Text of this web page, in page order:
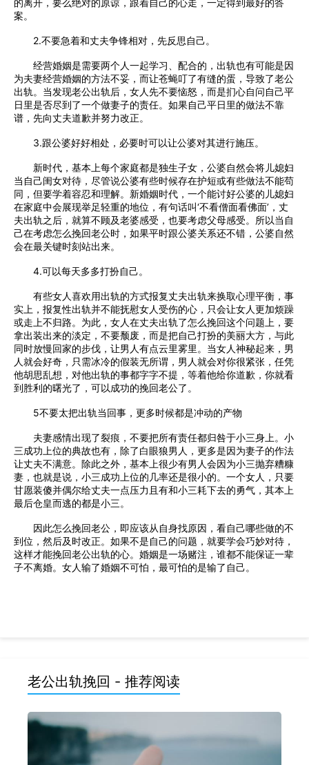
案。
2.不要急着和丈夫争锋相对，先反思自己。
经营婚姻是需要两个人一起学习、配合的，出轨也有可能是因
为夫妻经营婚姻的方法不妥，而让苍蝇叮了有缝的蛋，导致了老公
出轨。当发现老公出轨后，女人先不要恼怒，而是扪心自问自己平
日里是否尽到了一个做妻子的责任。如果自己平日里的做法不靠
谱，先向丈夫道歉并努力改正。
3.跟公婆好好相处，必要时可以让公婆对其进行施压。
新时代，基本上每个家庭都是独生子女，公婆自然会将儿媳妇
当自己闺女对待，尽管说公婆有些时候存在护短或有些做法不能苟
同，但要学着容忍和理解。新婚姻时代，一个能讨好公婆的儿媳妇
在家庭中会展现举足轻重的地位，有句话叫‘不看僧面看佛面’，丈
夫出轨之后，就算不顾及老婆感受，也要考虑父母感受。所以当自
己在考虑怎么挽回老公时，如果平时跟公婆关系还不错，公婆自然
会在最关键时刻站出来。
4.可以每天多多打扮自己。
有些女人喜欢用出轨的方式报复丈夫出轨来换取心理平衡，事
实上，报复性出轨并不能抚慰女人受伤的心，只会让女人更加烦躁
或走上不归路。为此，女人在丈夫出轨了怎么挽回这个问题上，要
拿出装出来的淡定，不要颓废，而是把自己打扮的美丽大方，与此
同时放慢回家的步伐，让男人有点云里雾里。当女人神秘起来，男
人就会好奇，只需冰冷的假装无所谓，男人就会对你很紧张，任凭
他胡思乱想，对他出轨的事都字字不提，等着他给你道歉，你就看
到胜利的曙光了，可以成功的挽回老公了。
5不要太把出轨当回事，更多时候都是冲动的产物
夫妻感情出现了裂痕，不要把所有责任都归咎于小三身上。小
三成功上位的典故也有，除了白眼狼男人，更多是因为妻子的作法
让丈夫不满意。除此之外，基本上很少有男人会因为小三抛弃糟糠
妻，也就是说，小三成功上位的几率还是很小的。一个女人，只要
甘愿装傻并偶尔给丈夫一点压力且有和小三耗下去的勇气，其本上
最后仓皇而逃的都是小三。
因此怎么挽回老公，即应该从自身找原因，看自己哪些做的不
到位，然后及时改正。如果不是自己的问题，就要学会巧妙对待，
这样才能挽回老公出轨的心。婚姻是一场赌注，谁都不能保证一辈
子不离婚。女人输了婚姻不可怕，最可怕的是输了自己。
老公出轨挽回 - 推荐阅读